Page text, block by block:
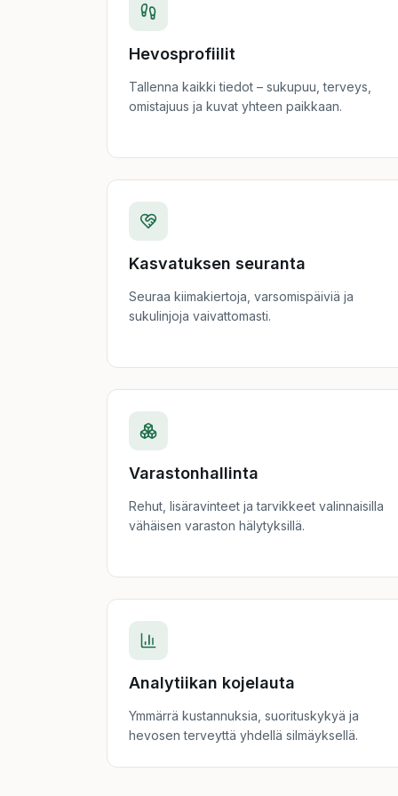
Hevosprofiilit
Tallenna kaikki tiedot – sukupuu, terveys,
omistajuus ja kuvat yhteen paikkaan.
Kasvatuksen seuranta
Seuraa kiimakiertoja, varsomispäiviä ja
sukulinjoja vaivattomasti.
Varastonhallinta
Rehut, lisäravinteet ja tarvikkeet valinnaisilla
vähäisen varaston hälytyksillä.
Analytiikan kojelauta
Ymmärrä kustannuksia, suorituskykyä ja
hevosen terveyttä yhdellä silmäyksellä.